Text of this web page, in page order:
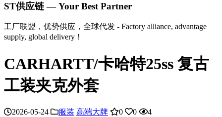
ST供应链 — Your Best Partner
工厂联盟，优势供应，全球代发 - Factory alliance, advantage
supply, global delivery！
CARHARTT/卡哈特25ss 复古
工装夹克外套
2026-05-24 服装 高端大牌 0 0 4